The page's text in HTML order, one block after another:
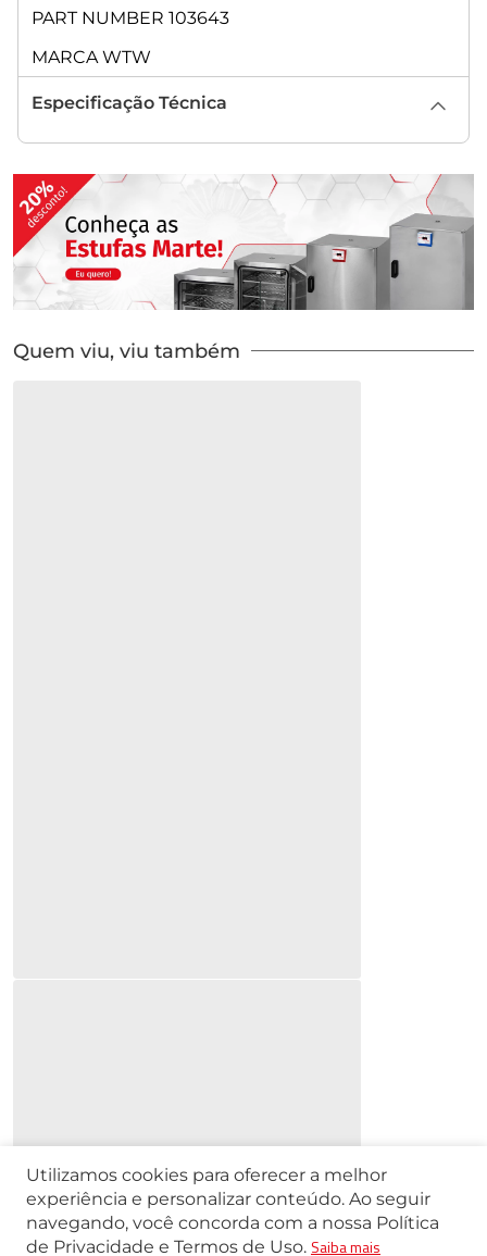
PART NUMBER 103643
MARCA WTW
Especificação Técnica
Quem viu, viu também
Utilizamos cookies para oferecer a melhor
experiência e personalizar conteúdo. Ao seguir
navegando, você concorda com a nossa Política
de Privacidade e Termos de Uso. Saiba mais